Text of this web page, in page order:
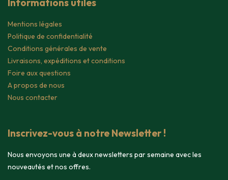
Informations utiles
Mentions légales
Politique de confidentialité
Conditions générales de vente
Livraisons, expéditions et conditions
Foire aux questions
A propos de nous
Nous contacter
Inscrivez-vous à notre Newsletter !
Nous envoyons une à deux newsletters par semaine avec les
nouveautés et nos offres.